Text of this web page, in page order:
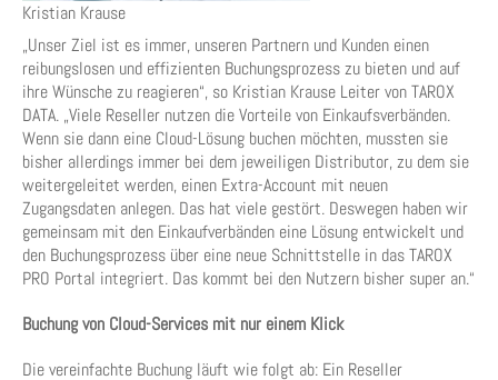
Kristian Krause
„Unser Ziel ist es immer, unseren Partnern und Kunden einen
reibungslosen und effizienten Buchungsprozess zu bieten und auf
ihre Wünsche zu reagieren“, so Kristian Krause Leiter von TAROX
DATA. „Viele Reseller nutzen die Vorteile von Einkaufsverbänden.
Wenn sie dann eine Cloud-Lösung buchen möchten, mussten sie
bisher allerdings immer bei dem jeweiligen Distributor, zu dem sie
weitergeleitet werden, einen Extra-Account mit neuen
Zugangsdaten anlegen. Das hat viele gestört. Deswegen haben wir
gemeinsam mit den Einkaufverbänden eine Lösung entwickelt und
den Buchungsprozess über eine neue Schnittstelle in das TAROX
PRO Portal integriert. Das kommt bei den Nutzern bisher super an.“
Buchung von Cloud-Services mit nur einem Klick
Die vereinfachte Buchung läuft wie folgt ab: Ein Reseller